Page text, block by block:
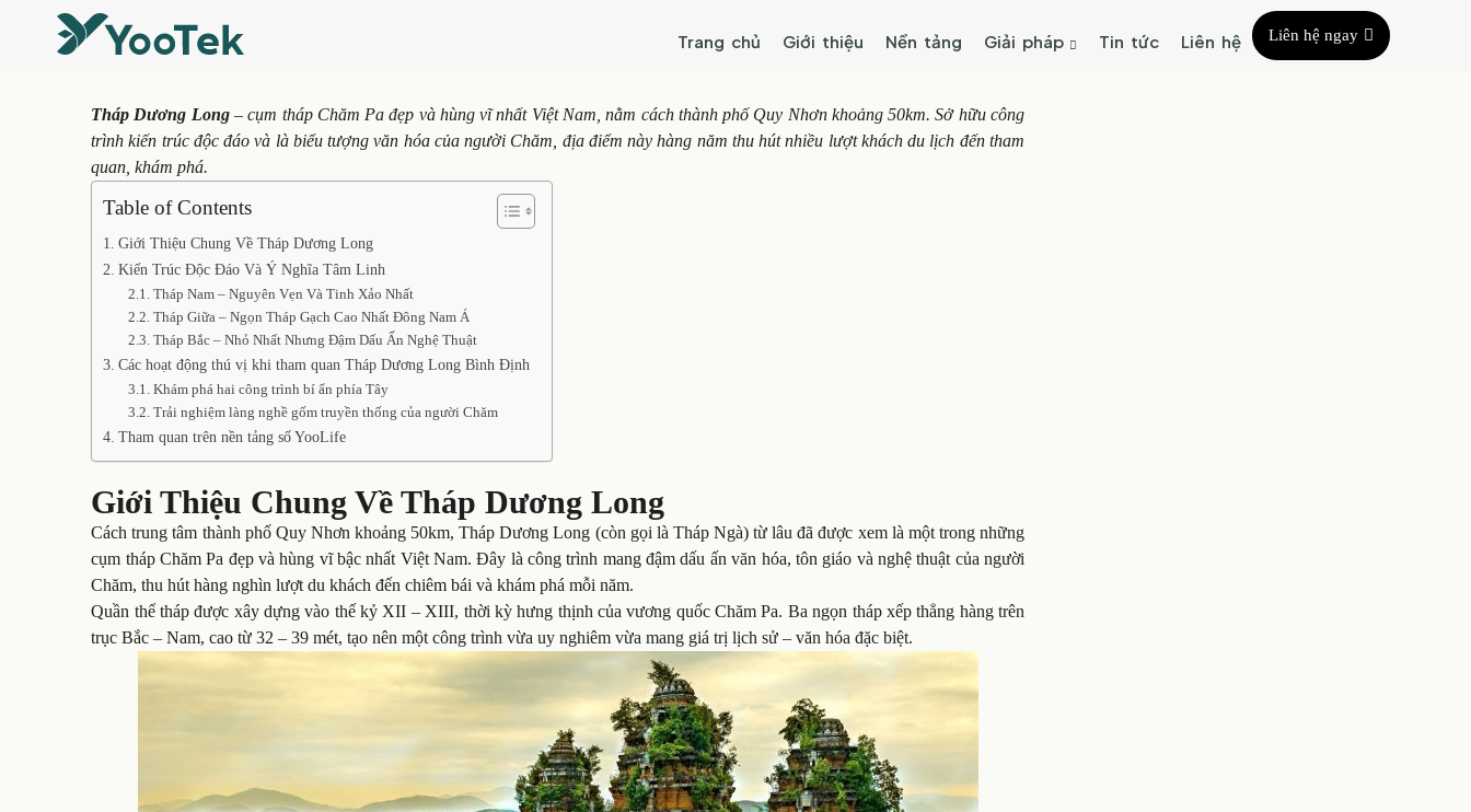
Trang chủ Giới thiệu Nền tảng Giải pháp Tin tức Liên hệ Liên hệ ngay
Tháp Dương Long– cụm tháp Chăm Pa đẹp và hùng vĩ nhất Việt Nam, nằm cách thành phố Quy Nhơn khoảng 50km. Sở hữu công
trình kiến trúc độc đáo và là biểu tượng văn hóa của người Chăm, địa điểm này hàng năm thu hút nhiều lượt khách du lịch đến tham
quan, khám phá.
Table of Contents
Giới Thiệu Chung Về Tháp Dương Long
Kiến Trúc Độc Đáo Và Ý Nghĩa Tâm Linh
Tháp Nam – Nguyên Vẹn Và Tinh Xảo Nhất
Tháp Giữa – Ngọn Tháp Gạch Cao Nhất Đông Nam Á
Tháp Bắc – Nhỏ Nhất Nhưng Đậm Dấu Ấn Nghệ Thuật
Các hoạt động thú vị khi tham quan Tháp Dương Long Bình Định
Khám phá hai công trình bí ẩn phía Tây
Trải nghiệm làng nghề gốm truyền thống của người Chăm
Tham quan trên nền tảng số YooLife
Giới Thiệu Chung Về Tháp Dương Long
Cách trung tâm thành phố Quy Nhơn khoảng 50km, Tháp Dương Long (còn gọi là Tháp Ngà) từ lâu đã được xem là một trong những
cụm tháp Chăm Pa đẹp và hùng vĩ bậc nhất Việt Nam. Đây là công trình mang đậm dấu ấn văn hóa, tôn giáo và nghệ thuật của người
Chăm, thu hút hàng nghìn lượt du khách đến chiêm bái và khám phá mỗi năm.
Quần thể tháp được xây dựng vào thế kỷ XII – XIII, thời kỳ hưng thịnh của vương quốc Chăm Pa. Ba ngọn tháp xếp thẳng hàng trên
trục Bắc – Nam, cao từ 32 – 39 mét, tạo nên một công trình vừa uy nghiêm vừa mang giá trị lịch sử – văn hóa đặc biệt.